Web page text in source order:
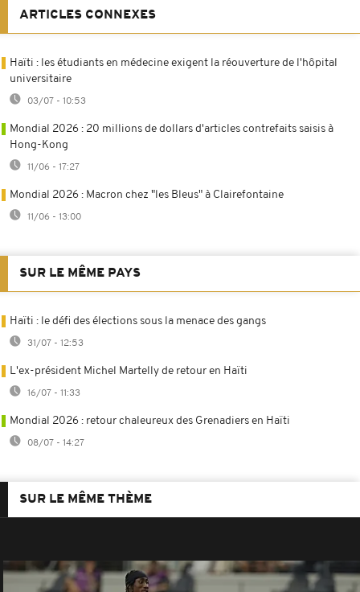
ARTICLES CONNEXES
Haïti : les étudiants en médecine exigent la réouverture de l'hôpital
universitaire
03/07 - 10:53
Mondial 2026 : 20 millions de dollars d'articles contrefaits saisis à
Hong-Kong
11/06 - 17:27
Mondial 2026 : Macron chez "les Bleus" à Clairefontaine
11/06 - 13:00
SUR LE MÊME PAYS
Haïti : le défi des élections sous la menace des gangs
31/07 - 12:53
L'ex-président Michel Martelly de retour en Haïti
16/07 - 11:33
Mondial 2026 : retour chaleureux des Grenadiers en Haïti
08/07 - 14:27
SUR LE MÊME THÈME